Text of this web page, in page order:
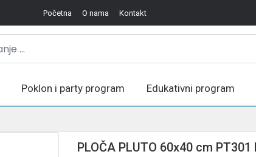
Početna O nama Kontakt
Poklon i party program Edukativni program
PLOČA PLUTO 60x40 cm PT301